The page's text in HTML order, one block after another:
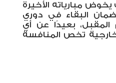
مبارياته الأخيرة
البقاء في دوري
المقبل، بعيدًا عن أي
تخص المنافسة